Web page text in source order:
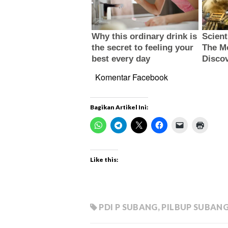
Komentar Facebook
Bagikan Artikel Ini:
Like this:
PDI P SUBANG, PILBUP